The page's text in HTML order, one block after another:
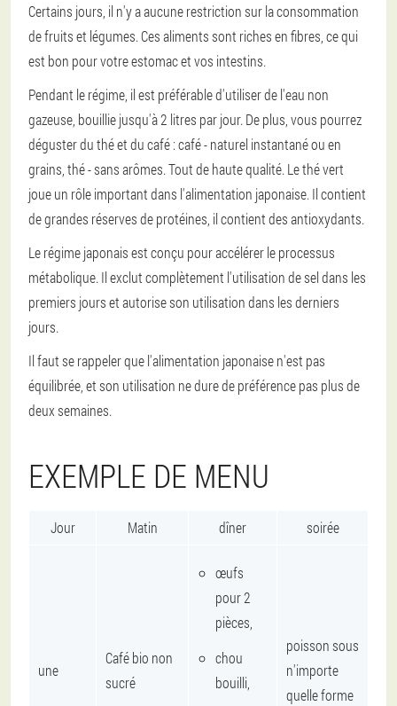
Certains jours, il n'y a aucune restriction sur la consommation
de fruits et légumes. Ces aliments sont riches en fibres, ce qui
est bon pour votre estomac et vos intestins.
Pendant le régime, il est préférable d'utiliser de l'eau non
gazeuse, bouillie jusqu'à 2 litres par jour. De plus, vous pourrez
déguster du thé et du café : café - naturel instantané ou en
grains, thé - sans arômes. Tout de haute qualité. Le thé vert
joue un rôle important dans l'alimentation japonaise. Il contient
de grandes réserves de protéines, il contient des antioxydants.
Le régime japonais est conçu pour accélérer le processus
métabolique. Il exclut complètement l'utilisation de sel dans les
premiers jours et autorise son utilisation dans les derniers
jours.
Il faut se rappeler que l'alimentation japonaise n'est pas
équilibrée, et son utilisation ne dure de préférence pas plus de
deux semaines.
EXEMPLE DE MENU
Jour Matin dîner soirée
une
Café bio non
sucré
œufs
pour 2
pièces,
chou
bouilli,
poisson sous
n'importe
quelle forme